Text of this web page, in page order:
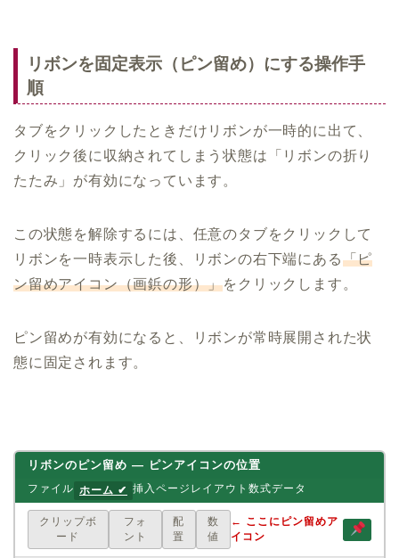
リボンを固定表示（ピン留め）にする操作手
順
タブをクリックしたときだけリボンが一時的に出て、
クリック後に収納されてしまう状態は「リボンの折り
たたみ」が有効になっています。
この状態を解除するには、任意のタブをクリックして
リボンを一時表示した後、リボンの右下端にある「ピ
ン留めアイコン（画鋲の形）」をクリックします。
ピン留めが有効になると、リボンが常時展開された状
態に固定されます。
リボンのピン留め ― ピンアイコンの位置
ファイル ホーム ✔ 挿入 ページレイアウト 数式データ
クリップボ
ード
フォ
ント
配
置
数
値
← ここにピン留めア
イコン